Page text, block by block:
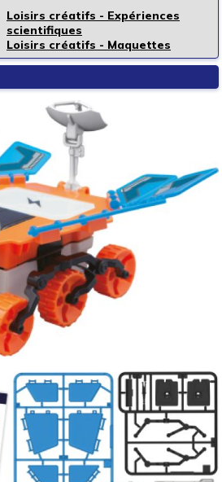
Loisirs créatifs - Expériences
scientifiques
Loisirs créatifs - Maquettes